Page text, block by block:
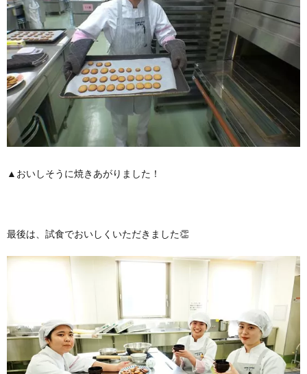
▲おいしそうに焼きあがりました！
最後は、試食でおいしくいただきました👏